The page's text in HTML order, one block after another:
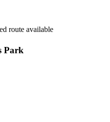
route available
Park